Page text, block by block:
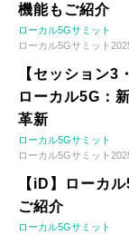
機能もご紹介
ローカル5Gサミット
ローカル5Gサミット
【セッション3
ローカル5G：
革新
ローカル5Gサミット
ローカル5Gサミット
【iD】ローカ
ご紹介
ローカル5Gサミット